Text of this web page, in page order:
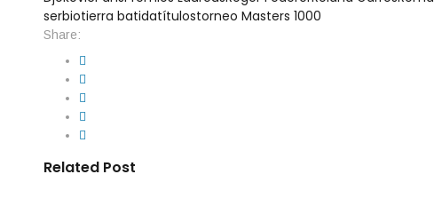
serbiotierra batidatítulostorneo Masters 1000
Share:
Related Post